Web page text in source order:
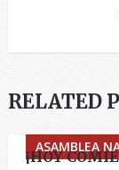
RELATED
ASAMBLEA
¡HOY